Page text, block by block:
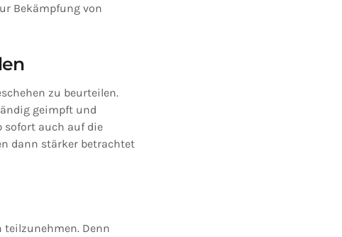
Bekämpfung von
zu beurteilen.
geimpft und
sofort auch auf die
dann stärker betrachtet
teilzunehmen. Denn